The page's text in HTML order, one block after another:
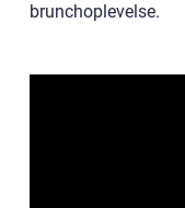
brunchoplevelse.